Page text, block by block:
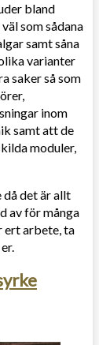
bland
som sådana
samt såna
varianter
saker så som
inom
samt att de
moduler,
det är allt
av för många
ert arbete, ta